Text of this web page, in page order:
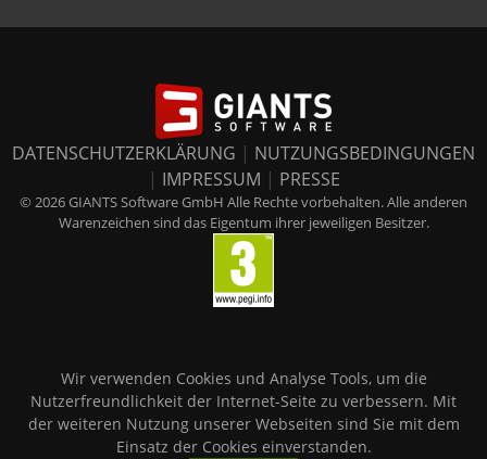
DATENSCHUTZERKLÄRUNG | NUTZUNGSBEDINGUNGEN
| IMPRESSUM | PRESSE
© 2026 GIANTS Software GmbH Alle Rechte vorbehalten. Alle anderen
Warenzeichen sind das Eigentum ihrer jeweiligen Besitzer.
Wir verwenden Cookies und Analyse Tools, um die
Nutzerfreundlichkeit der Internet-Seite zu verbessern. Mit
der weiteren Nutzung unserer Webseiten sind Sie mit dem
Einsatz der Cookies einverstanden.